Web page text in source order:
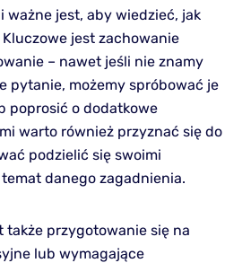
ważne jest, aby wiedzieć, jak
jest zachowanie
– nawet jeśli nie znamy
pytanie, możemy spróbować je
poprosić o dodatkowe
warto również przyznać się do
podzielić się swoimi
danego zagadnienia.
także przygotowanie się na
lub wymagające